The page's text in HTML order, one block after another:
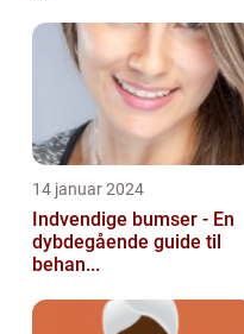
14 januar 2024
Indvendige bumser - En
dybdegående guide til
behan...